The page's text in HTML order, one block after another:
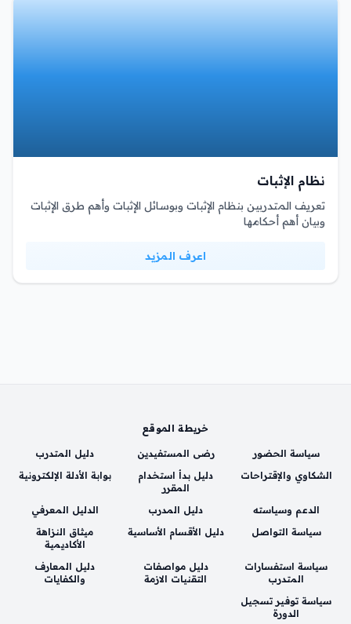
نظام الإثبات
تعريف المتدربين بنظام الإثبات وبوسائل الإثبات وأهم طرق الإثبات
وبيان أهم أحكامها
اعرف المزيد
خريطة الموقع
سياسة الحضور رضى المستفيدين
دليل المتدرب
الشكاوي والإقتراحات
دليل بدأ استخدام
المقرر
بوابة الأدلة الإلكترونية
الدعم وسياسته دليل المدرب
الدليل المعرفي
سياسة التواصل
دليل الأقسام الأساسية
ميثاق النزاهة
الأكاديمية
سياسة استفسارات
المتدرب
دليل مواصفات
التقنيات الازمة
دليل المعارف
والكفايات
سياسة توفير تسجيل
الدورة